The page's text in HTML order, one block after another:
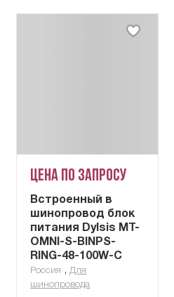
Цена по запросу
Встроенный в
шинопровод блок
питания Dylsis MT-
OMNI-S-BINPS-
RING-48-100W-C
Россия ,Для
шинопровода